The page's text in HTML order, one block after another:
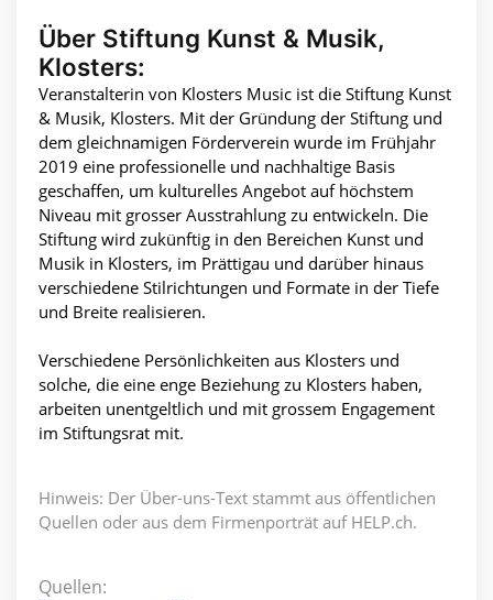
Über Stiftung Kunst & Musik,
Klosters:
Veranstalterin von Klosters Music ist die Stiftung Kunst
& Musik, Klosters. Mit der Gründung der Stiftung und
dem gleichnamigen Förderverein wurde im Frühjahr
2019 eine professionelle und nachhaltige Basis
geschaffen, um kulturelles Angebot auf höchstem
Niveau mit grosser Ausstrahlung zu entwickeln. Die
Stiftung wird zukünftig in den Bereichen Kunst und
Musik in Klosters, im Prättigau und darüber hinaus
verschiedene Stilrichtungen und Formate in der Tiefe
und Breite realisieren.
Verschiedene Persönlichkeiten aus Klosters und
solche, die eine enge Beziehung zu Klosters haben,
arbeiten unentgeltlich und mit grossem Engagement
im Stiftungsrat mit.
Hinweis: Der Über-uns-Text stammt aus öffentlichen
Quellen oder aus dem Firmenporträt auf HELP.ch.
Quellen: